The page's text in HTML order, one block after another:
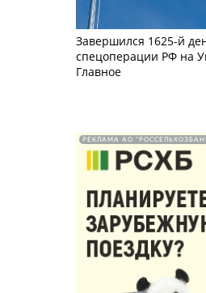
Завершился 1625-й
спецоперации РФ на
Главное
РЕКЛАМА АО